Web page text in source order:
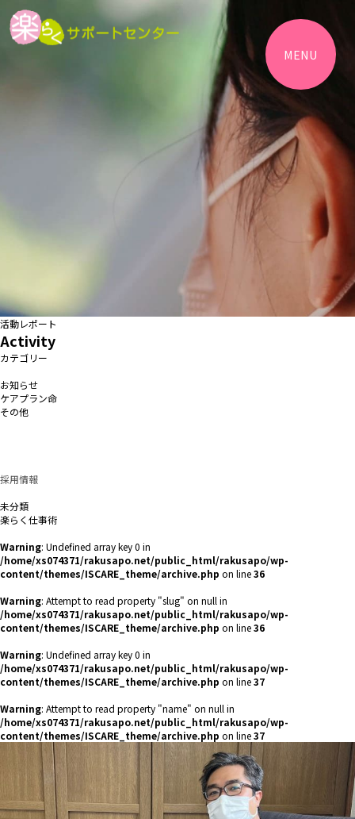
MENU
活動レポート
Activity
カテゴリー
お知らせ
ケアプラン命
その他
採用情報
未分類
楽らく仕事術
Warning: Undefined array key 0 in
/home/xs074371/rakusapo.net/public_html/rakusapo/wp-
content/themes/ISCARE_theme/archive.php on line36
Warning: Attempt to read property "slug" on null in
/home/xs074371/rakusapo.net/public_html/rakusapo/wp-
content/themes/ISCARE_theme/archive.php on line36
Warning: Undefined array key 0 in
/home/xs074371/rakusapo.net/public_html/rakusapo/wp-
content/themes/ISCARE_theme/archive.php on line37
Warning: Attempt to read property "name" on null in
/home/xs074371/rakusapo.net/public_html/rakusapo/wp-
content/themes/ISCARE_theme/archive.php on line37